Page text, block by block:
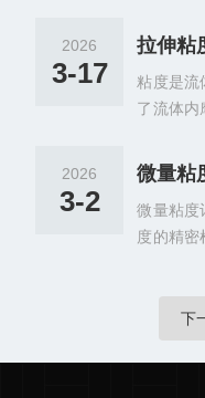
原位”成
仅是对
缩，更
测材料在
拉伸粘度
产管控和
配多种
多个行业
研领域
工工艺适
2026
3-17
粘度是流
了流体内
多数工
体、悬浮
其粘度会
率）而变
直；而
2026
3-2
微量粘度
度的精密
应用于下